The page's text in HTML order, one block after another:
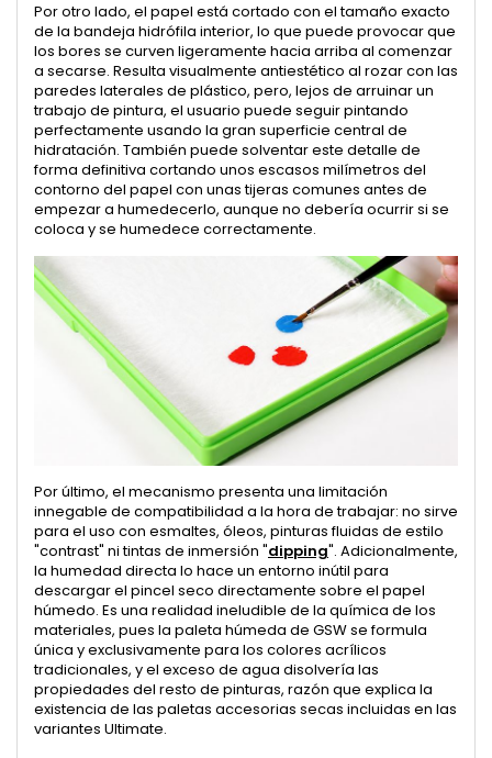
Por otro lado, el papel está cortado con el tamaño exacto
de la bandeja hidrófila interior, lo que puede provocar que
los bores se curven ligeramente hacia arriba al comenzar
a secarse. Resulta visualmente antiestético al rozar con las
paredes laterales de plástico, pero, lejos de arruinar un
trabajo de pintura, el usuario puede seguir pintando
perfectamente usando la gran superficie central de
hidratación. También puede solventar este detalle de
forma definitiva cortando unos escasos milímetros del
contorno del papel con unas tijeras comunes antes de
empezar a humedecerlo, aunque no debería ocurrir si se
coloca y se humedece correctamente.
Por último, el mecanismo presenta una limitación
innegable de compatibilidad a la hora de trabajar: no sirve
para el uso con esmaltes, óleos, pinturas fluidas de estilo
"contrast" ni tintas de inmersión "dipping". Adicionalmente,
la humedad directa lo hace un entorno inútil para
descargar el pincel seco directamente sobre el papel
húmedo. Es una realidad ineludible de la química de los
materiales, pues la paleta húmeda de GSW se formula
única y exclusivamente para los colores acrílicos
tradicionales, y el exceso de agua disolvería las
propiedades del resto de pinturas, razón que explica la
existencia de las paletas accesorias secas incluidas en las
variantes Ultimate.